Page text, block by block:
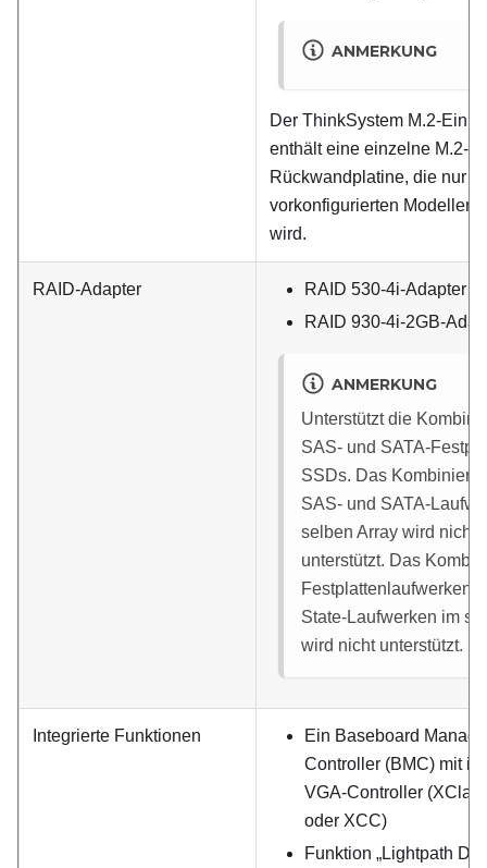
ANMERKUNG
Der ThinkSystem M.2-
enthält eine einzelne M.2-
Rückwandplatine, die nur
vorkonfigurierten Modellen
wird.
RAID-Adapter
RAID 530-4i-Adapter
RAID 930-4i-2GB-
ANMERKUNG
Unterstützt die
SAS‑ und SATA-
SSDs. Das
SAS‑ und SATA-
selben Array wird nicht
unterstützt. Das
Festplattenlaufwerken
State-Laufwerken im
wird nicht unterstützt.
Integrierte Funktionen
Ein Baseboard
Controller (BMC) mit
VGA-Controller
oder XCC)
Funktion „Lightpath